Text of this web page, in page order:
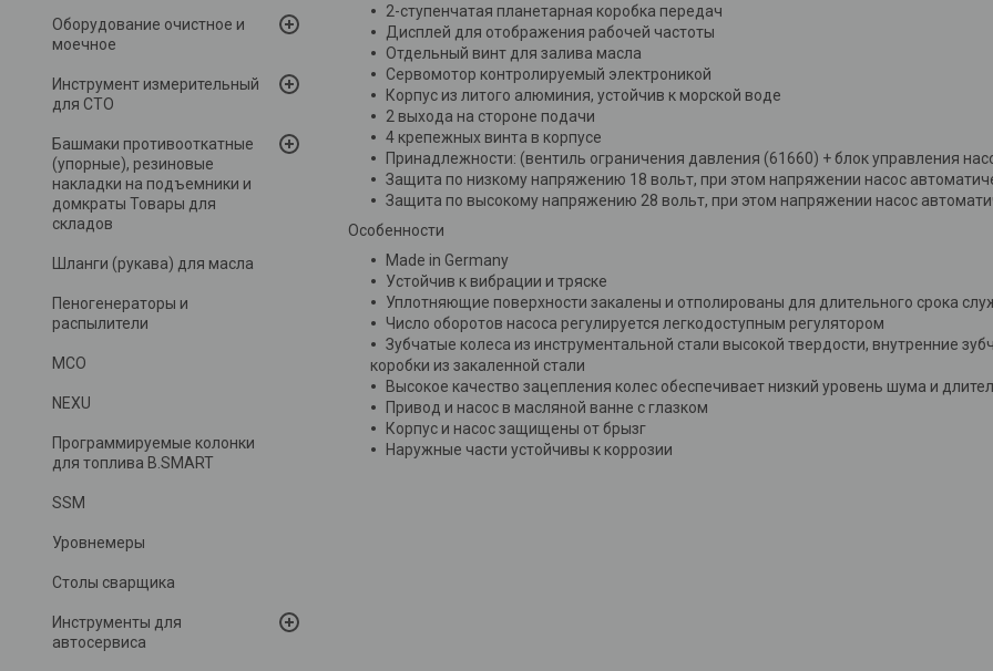
Оборудование очистное и
моечное
Инструмент измерительный
для СТО
Башмаки противооткатные
(упорные), резиновые
накладки на подъемники и
домкраты Товары для
складов
Шланги (рукава) для масла
Пеногенераторы и
распылители
MCO
NEXU
Программируемые колонки
для топлива B.SMART
SSM
Уровнемеры
Столы сварщика
Инструменты для
автосервиса
2-ступенчатая планетарная коробка передач
Дисплей для отображения рабочей частоты
Отдельный винт для залива масла
Сервомотор контролируемый электроникой
Корпус из литого алюминия, устойчив к морской воде
2 выхода на стороне подачи
4 крепежных винта в корпусе
Принадлежности: (вентиль ограничения давления (61660) + блок управления
Защита по низкому напряжению 18 вольт, при этом напряжении насос
Защита по высокому напряжению 28 вольт, при этом напряжении насос
Особенности
Made in Germany
Устойчив к вибрации и тряске
Уплотняющие поверхности закалены и отполированы для длительного срока
Число оборотов насоса регулируется легкодоступным регулятором
Зубчатые колеса из инструментальной стали высокой твердости, внутренние
коробки из закаленной стали
Высокое качество зацепления колес обеспечивает низкий уровень шума и
Привод и насос в масляной ванне с глазком
Корпус и насос защищены от брызг
Наружные части устойчивы к коррозии